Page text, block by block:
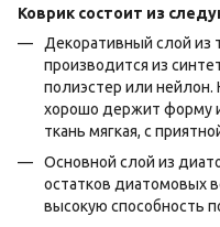
Коврик состоит из
Декоративный слой из
производится из
полиэстер или нейлон.
хорошо держит форму
ткань мягкая, с
Основной слой из
остатков диатомовых
высокую способность